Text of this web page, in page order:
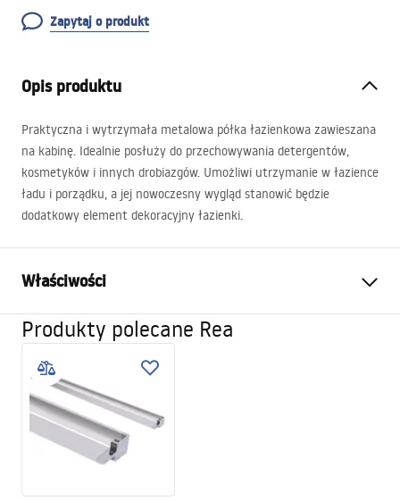
Zapytaj o produkt
Opis produktu
Praktyczna i wytrzymała metalowa półka łazienkowa zawieszana
na kabinę. Idealnie posłuży do przechowywania detergentów,
kosmetyków i innych drobiazgów. Umożliwi utrzymanie w łazience
ładu i porządku, a jej nowoczesny wygląd stanowić będzie
dodatkowy element dekoracyjny łazienki.
Właściwości
Kolor:
Stal szczotkowana
Sposób montażu:
Szerokość (mm):
Wysokość (mm):
Produkty polecane Rea